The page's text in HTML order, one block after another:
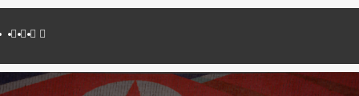
alTwitter
YouTube
Telegram
Facebook